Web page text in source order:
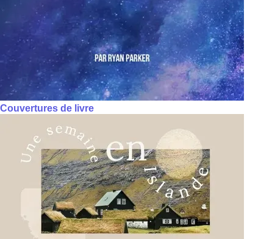
Couvertures de livre